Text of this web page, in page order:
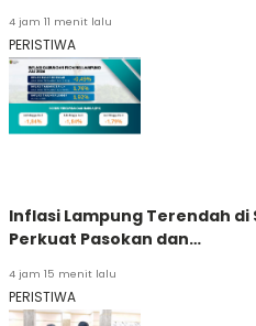
4 jam 11 menit lalu
PERISTIWA
Inflasi Lampung Terendah
Perkuat Pasokan dan…
4 jam 15 menit lalu
PERISTIWA